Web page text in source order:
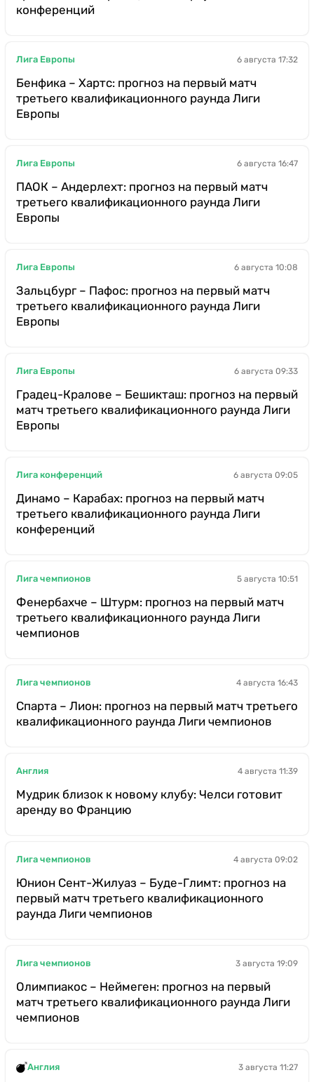
конференций
Лига Европы 6 августа 17:32
Бенфика – Хартс: прогноз на первый матч
третьего квалификационного раунда Лиги
Европы
Лига Европы 6 августа 16:47
ПАОК – Андерлехт: прогноз на первый матч
третьего квалификационного раунда Лиги
Европы
Лига Европы 6 августа 10:08
Зальцбург – Пафос: прогноз на первый матч
третьего квалификационного раунда Лиги
Европы
Лига Европы 6 августа 09:33
Градец-Кралове – Бешикташ: прогноз на первый
матч третьего квалификационного раунда Лиги
Европы
Лига конференций 6 августа 09:05
Динамо – Карабах: прогноз на первый матч
третьего квалификационного раунда Лиги
конференций
Лига чемпионов 5 августа 10:51
Фенербахче – Штурм: прогноз на первый матч
третьего квалификационного раунда Лиги
чемпионов
Лига чемпионов 4 августа 16:43
Спарта – Лион: прогноз на первый матч третьего
квалификационного раунда Лиги чемпионов
Англия 4 августа 11:39
Мудрик близок к новому клубу: Челси готовит
аренду во Францию
Лига чемпионов 4 августа 09:02
Юнион Сент-Жилуаз – Буде-Глимт: прогноз на
первый матч третьего квалификационного
раунда Лиги чемпионов
Лига чемпионов 3 августа 19:09
Олимпиакос – Неймеген: прогноз на первый
матч третьего квалификационного раунда Лиги
чемпионов
Англия 3 августа 11:27